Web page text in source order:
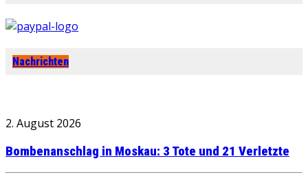
Nachrichten
2. August 2026
Bombenanschlag in Moskau: 3 Tote und 21 Verletzte